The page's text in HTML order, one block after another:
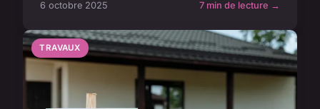
6 octobre 2025 7 min de lecture →
TRAVAUX